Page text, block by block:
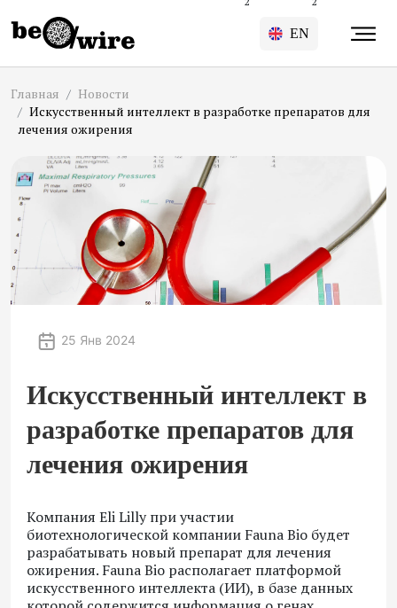
EN
Главная
Новости
Искусственный интеллект в разработке препаратов для
лечения ожирения
25 Янв 2024
Искусственный интеллект в
разработке препаратов для
лечения ожирения
Компания Eli Lilly при участии
биотехнологической компании Fauna Bio будет
разрабатывать новый препарат для лечения
ожирения. Fauna Bio располагает платформой
искусственного интеллекта (ИИ), в базе данных